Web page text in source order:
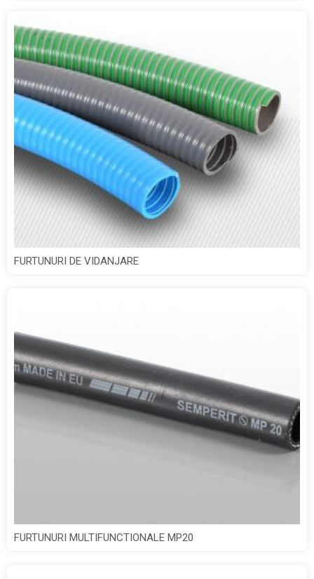
FURTUNURI DE VIDANJARE
FURTUNURI MULTIFUNCTIONALE MP20